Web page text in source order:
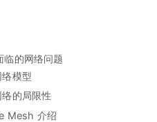
临的网络问题
模型
的局限性
Mesh 介绍